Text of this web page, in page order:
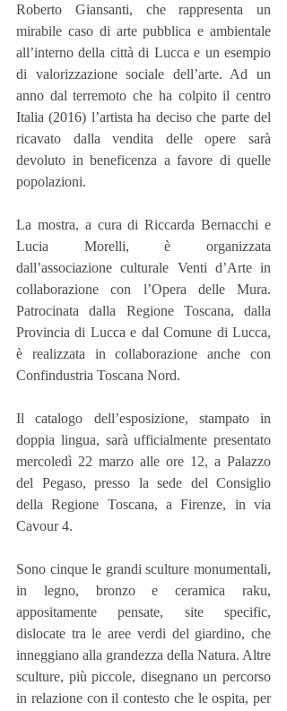
Roberto Giansanti, che rappresenta un
mirabile caso di arte pubblica e ambientale
all’interno della città di Lucca e un esempio
di valorizzazione sociale dell’arte. Ad un
anno dal terremoto che ha colpito il centro
Italia (2016) l’artista ha deciso che parte del
ricavato dalla vendita delle opere sarà
devoluto in beneficenza a favore di quelle
popolazioni.
La mostra, a cura di Riccarda Bernacchi e
Lucia Morelli, è organizzata
dall’associazione culturale Venti d’Arte in
collaborazione con l’Opera delle Mura.
Patrocinata dalla Regione Toscana, dalla
Provincia di Lucca e dal Comune di Lucca,
è realizzata in collaborazione anche con
Confindustria Toscana Nord.
Il catalogo dell’esposizione, stampato in
doppia lingua, sarà ufficialmente presentato
mercoledì 22 marzo alle ore 12, a Palazzo
del Pegaso, presso la sede del Consiglio
della Regione Toscana, a Firenze, in via
Cavour 4.
Sono cinque le grandi sculture monumentali,
in legno, bronzo e ceramica raku,
appositamente pensate, site specific,
dislocate tra le aree verdi del giardino, che
inneggiano alla grandezza della Natura. Altre
sculture, più piccole, disegnano un percorso
in relazione con il contesto che le ospita, per